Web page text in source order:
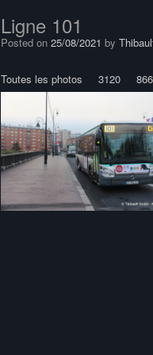
Ligne 101
Posted on 25/08/2021 by
Toutes les photos 3120